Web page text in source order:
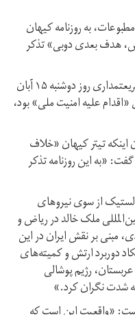
به روزنامه کیهان
هدف بعدی دوبی» تذکر
روزنامه کیهان، به مدیر مسوولی حسین شریعتمداری روز دوشنبه ۱۵ آبان
علیه امنیت ملی» بود،
تیتر کیهان «خلاف
«به این روزنامه تذکر
از سوی نیروهای
ملک خالد در ریاض و
مبنی بر نقش ایران در این
ارتش و کمیته‌های
رژیم پوشالی
شدت نگران کرد.»